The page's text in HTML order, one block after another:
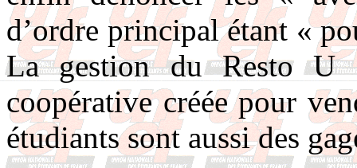
d’ordre principal étant «
La gestion du Resto
coopérative créée pour
étudiants sont aussi des